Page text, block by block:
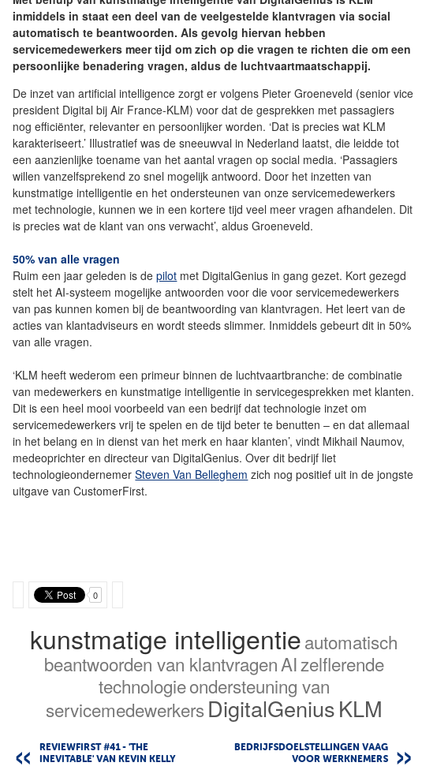
inmiddels in staat een deel van de veelgestelde klantvragen via social
automatisch te beantwoorden. Als gevolg hiervan hebben
servicemedewerkers meer tijd om zich op die vragen te richten die om een
persoonlijke benadering vragen, aldus de luchtvaartmaatschappij.
De inzet van artificial intelligence zorgt er volgens Pieter Groeneveld (senior vice
president Digital bij Air France-KLM) voor dat de gesprekken met passagiers
nog efficiënter, relevanter en persoonlijker worden. ‘Dat is precies wat KLM
karakteriseert.’ Illustratief was de sneeuwval in Nederland laatst, die leidde tot
een aanzienlijke toename van het aantal vragen op social media. ‘Passagiers
willen vanzelfsprekend zo snel mogelijk antwoord. Door het inzetten van
kunstmatige intelligentie en het ondersteunen van onze servicemedewerkers
met technologie, kunnen we in een kortere tijd veel meer vragen afhandelen. Dit
is precies wat de klant van ons verwacht’, aldus Groeneveld.
50% van alle vragen
Ruim een jaar geleden is depilot met DigitalGenius in gang gezet. Kort gezegd
stelt het AI-systeem mogelijke antwoorden voor die voor servicemedewerkers
van pas kunnen komen bij de beantwoording van klantvragen. Het leert van de
acties van klantadviseurs en wordt steeds slimmer. Inmiddels gebeurt dit in 50%
van alle vragen.
‘KLM heeft wederom een primeur binnen de luchtvaartbranche: de combinatie
van medewerkers en kunstmatige intelligentie in servicegesprekken met klanten.
Dit is een heel mooi voorbeeld van een bedrijf dat technologie inzet om
servicemedewerkers vrij te spelen en de tijd beter te benutten – en dat allemaal
in het belang en in dienst van het merk en haar klanten’, vindt Mikhail Naumov,
medeoprichter en directeur van DigitalGenius. Over dit bedrijf liet
technologieondernemerSteven Van Belleghem zich nog positief uit in de jongste
uitgave van CustomerFirst.
0
kunstmatige intelligentieautomatisch
beantwoorden van klantvragenAIzelflerende
technologieondersteuning van
servicemedewerkersDigitalGeniusKLM
REVIEWFIRST #41 - 'THE
INEVITABLE' VAN KEVIN KELLY
BEDRIJFSDOELSTELLINGEN VAAG
VOOR WERKNEMERS